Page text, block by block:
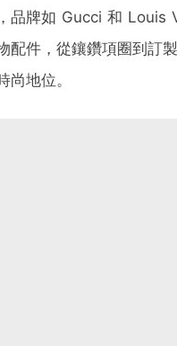
品牌如 Gucci 和 Louis
配件，從鑲鑽項圈到訂
尚地位。